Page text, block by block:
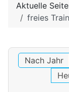
Aktuelle
freies
Nach Jahr